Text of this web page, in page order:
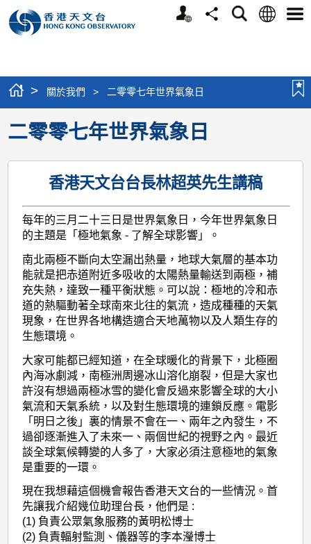
個
分
搜
語
選
> 關於我們 > 二零零七年世界氣象日
二零零七年世界氣象日
香港天文台台長林超英先生講稿
每年的三月二十三日是世界氣象日，今年世界氣象日
的主題是「極地氣象 - 了解全球影響」。
南北兩極不斷向太空漏出熱量，地球大氣層的基本功
能就是把赤道附近多吸收的太陽熱量輸送到兩極，補
充失熱，達致一種平衡狀態。可以說：極地的冷和赤
道的熱驅動著全球南來北往的氣流，造成種種的天氣
現象，在世界各地構造適合天地萬物以及人類生存的
生態環境。
大家可能都已經知道，在全球暖化的背景下，北極圈
內海冰劇減，南極洲周邊冰山溶化崩裂，但是大家也
許沒有想過兩極冰雪的變化會反過來影響全球的大小
氣流和天氣系統，以及對生態環境的連鎖反應。電影
「明日之後」裏的情景不會在一、兩年之內發生，不
過卻逐漸進入了未來一、兩個世紀的視野之內。最近
談全球氣候轉變的人多了，大家必須注意極地的氣象
是重要的一環。
現在我想藉這個機會報告香港天文台的一些情況。首
先讓我介紹幾位助理台長，他們是 :
(1) 負責公眾氣象服務的黃明松博士
(2) 負責輻射監測、儀器等的李本瀅博士